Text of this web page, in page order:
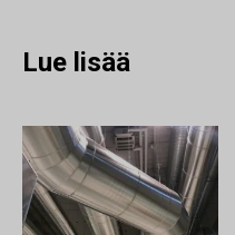
Lue lisää